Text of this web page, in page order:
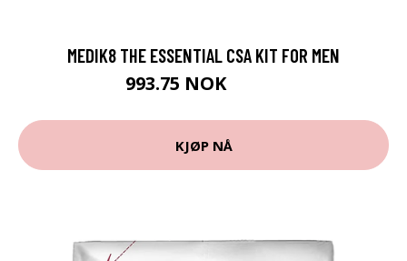
MEDIK8 THE ESSENTIAL CSA KIT FOR MEN
993.75 NOK
KJØP NÅ